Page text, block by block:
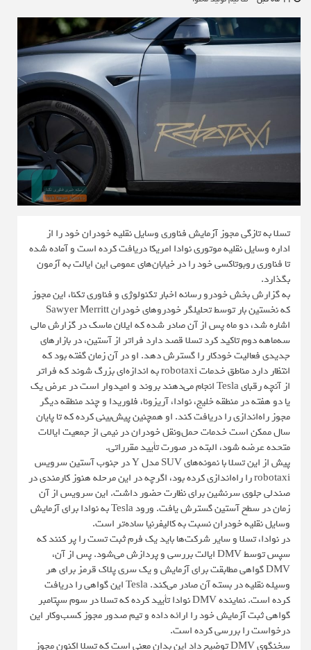
تسلا به تازگی مجوز آزمایش فناوری وسایل نقلیه خودران خود را از
اداره وسایل نقلیه موتوری نوادا امریکا دریافت کرده است و آماده شده
تا فناوری روبوتاکسی خود را در خیابان‌های عمومی این ایالت به آزمون
بگذارد.
به گزارش بخش خودرو رسانه اخبار تکنولوژی و فناوری تکنا، این مجوز
که نخستین بار توسط تحلیلگر خودروهای خودران Sawyer Merritt
اشاره شد، دو ماه پس از آن صادر شده که ایلان ماسک در گزارش مالی
سه‌ماهه دوم تاکید کرد تسلا قصد دارد فراتر از آستین، در بازارهای
جدیدی فعالیت خودکار را گسترش دهد. او در آن زمان گفته بود که
انتظار دارد مناطق خدمات robotaxi به اندازه‌ای بزرگ شوند که فراتر
از آنچه رقبای Tesla انجام می‌دهند بروند و امیدوار است در عرض یک
یا دو هفته در منطقه خلیج، نوادا، آریزونا، فلوریدا و چند منطقه دیگر
مجوز راه‌اندازی را دریافت کند. او همچنین پیش‌بینی کرده که تا پایان
سال ممکن است خدمات حمل‌ونقل خودران در نیمی از جمعیت ایالات
متحده عرضه شود، البته در صورت تأیید مقرراتی.
پیش از این تسلا با نمونه‌های SUV مدل Y در جنوب آستین سرویس
robotaxi را راه‌اندازی کرده بود، اگرچه در این مرحله هنوز کارمندی در
صندلی جلوی سرنشین برای نظارت حضور داشت. این سرویس از آن
زمان در سطح آستین گسترش یافت. ورود Tesla به نوادا برای آزمایش
وسایل نقلیه خودران نسبت به کالیفرنیا ساده‌تر است.
در نوادا، تسلا و سایر شرکت‌ها باید یک فرم ثبت تست را پر کنند که
سپس توسط DMV ایالت بررسی و پردازش می‌شود. پس از آن،
DMV گواهی مطابقت برای آزمایش و یک سری پلاک قرمز برای هر
وسیله نقلیه در بسته آن صادر می‌کند. Tesla این گواهی را دریافت
کرده است. نماینده DMV نوادا تأیید کرده که تسلا در سوم سپتامبر
گواهی ثبت آزمایش خود را ارائه داده و تیم صدور مجوز کسب‌وکار این
درخواست را بررسی کرده است.
سخنگوی DMV توضیح داد این بدان معنی است که تسلا اکنون مجوز